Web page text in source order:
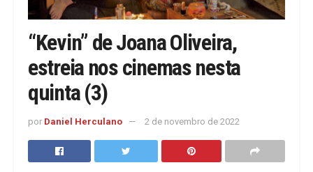
“Kevin” de Joana Oliveira,
estreia nos cinemas nesta
quinta (3)
por Daniel Herculano 2 de novembro de 2022